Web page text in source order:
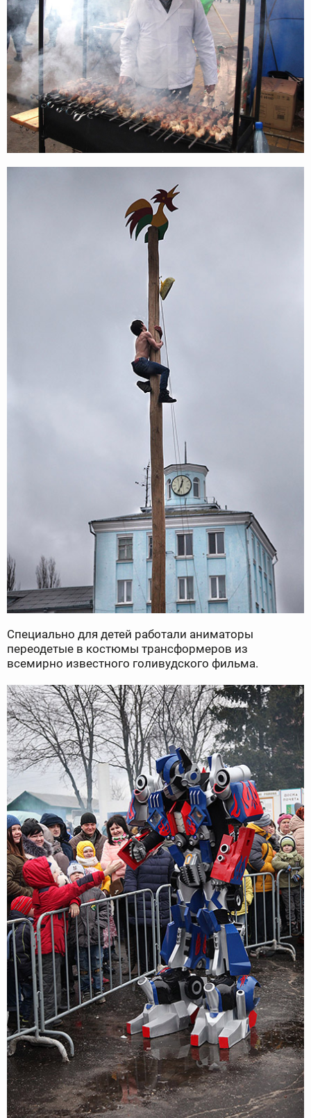
Специально для детей работали аниматоры
переодетые в костюмы трансформеров из
всемирно известного голивудского фильма.